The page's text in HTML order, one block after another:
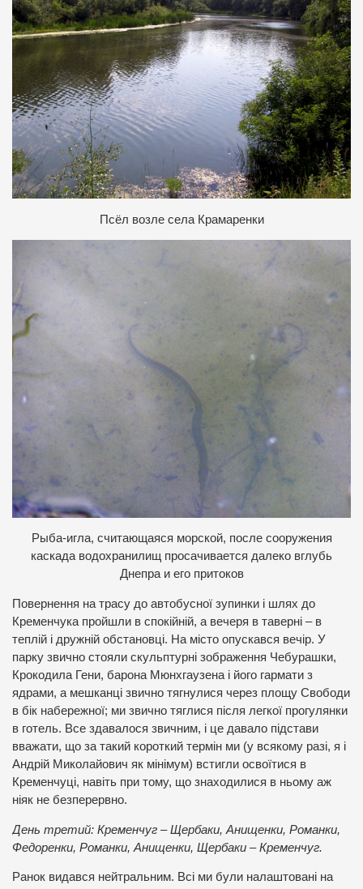
Псёл возле села Крамаренки
Рыба-игла, считающаяся морской, после сооружения
каскада водохранилищ просачивается далеко вглубь
Днепра и его притоков
Повернення на трасу до автобусної зупинки і шлях до
Кременчука пройшли в спокійній, а вечеря в таверні – в
теплій і дружній обстановці. На місто опускався вечір. У
парку звично стояли скульптурні зображення Чебурашки,
Крокодила Гени, барона Мюнхгаузена і його гармати з
ядрами, а мешканці звично тягнулися через площу Свободи
в бік набережної; ми звично тяглися після легкої прогулянки
в готель. Все здавалося звичним, і це давало підстави
вважати, що за такий короткий термін ми (у всякому разі, я і
Андрій Миколайович як мінімум) встигли освоїтися в
Кременчуці, навіть при тому, що знаходилися в ньому аж
ніяк не безперервно.
День третий: Кременчуг – Щербаки, Анищенки, Романки,
Федоренки, Романки, Анищенки, Щербаки – Кременчуг.
Ранок видався нейтральним. Всі ми були налаштовані на